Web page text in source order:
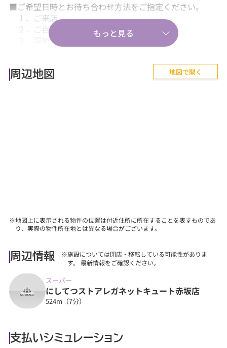
■ご希望日時とお待ち合わせ方法をご指定ください。
１．ご来店
２．ご自宅送迎
３．現地・最寄駅等でのお待ち合わせ。
■『失敗しない住まい選びのポイント！』、『購入の流
周辺地図 地図で開く
※地図上に表示される物件の位置は付近住所に所在することを表すものであ
り、実際の物件所在地とは異なる場合がございます。
周辺情報
※施設については閉店・移転している可能性がありま
す。 最新情報をご確認ください。
スーパー
にしてつストアレガネットキュート赤坂店
524m（7分）
支払いシミュレーション